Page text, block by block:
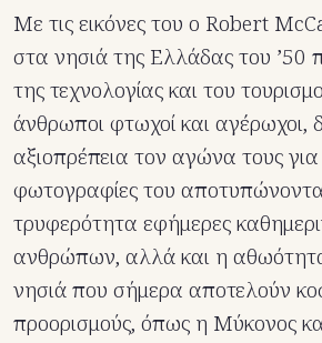
Με τις εικόνες του ο Robert
στα νησιά της Ελλάδας του ’50
της τεχνολογίας και του
άνθρωποι φτωχοί και αγέρωχοι,
αξιοπρέπεια τον αγώνα τους για
φωτογραφίες του
τρυφερότητα εφήμερες
ανθρώπων, αλλά και η
νησιά που σήμερα αποτελούν
προορισμούς, όπως η Μύκονος